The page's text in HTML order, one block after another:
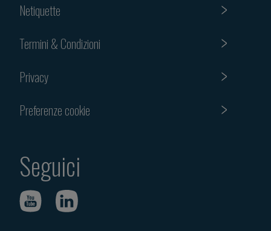
Netiquette
Termini & Condizioni
Privacy
Preferenze cookie
Seguici